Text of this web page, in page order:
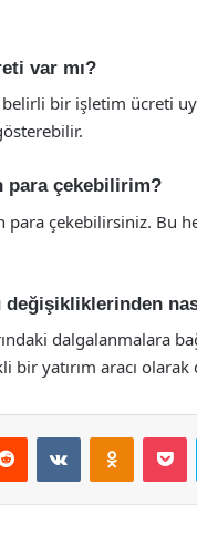
var mı?
belirli bir işletim ücreti
para çekebilirim?
para çekebilirsiniz. Bu
değişikliklerinden
dalgalanmalara
bir yatırım aracı
Reddit VKontakte